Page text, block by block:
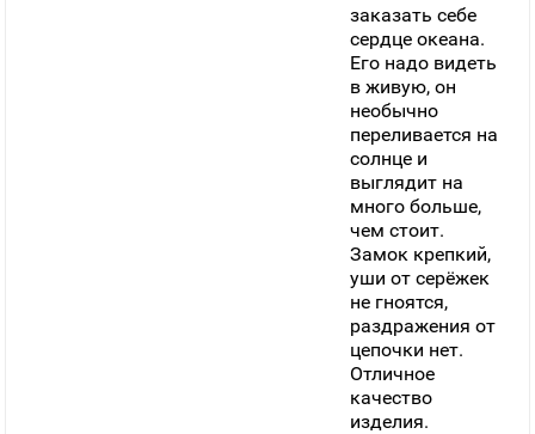
заказать себе
сердце океана.
Его надо видеть
в живую, он
необычно
переливается на
солнце и
выглядит на
много больше,
чем стоит.
Замок крепкий,
уши от серёжек
не гноятся,
раздражения от
цепочки нет.
Отличное
качество
изделия.